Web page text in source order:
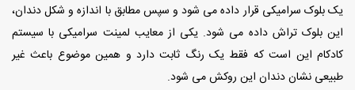
یک بلوک سرامیکی قرار داده می شود و سپس مطابق با اندازه و شکل دندان،
این بلوک تراش داده می شود. یکی از معایب لمینت سرامیکی با سیستم
کادکام این است که فقط یک رنگ ثابت دارد و همین موضوع باعث غیر
طبیعی نشان دندان این روکش می شود.